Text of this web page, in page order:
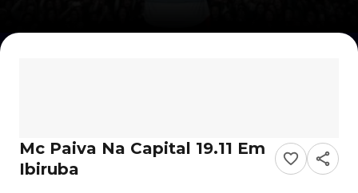
Mc Paiva Na Capital 19.11 Em
Ibiruba